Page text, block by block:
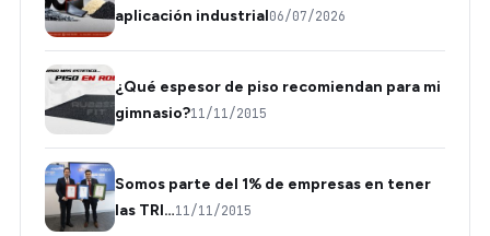
aplicación industrial06/07/2026
¿Qué espesor de piso recomiendan para mi
gimnasio?11/11/2015
Somos parte del 1% de empresas en tener
las TRI…11/11/2015